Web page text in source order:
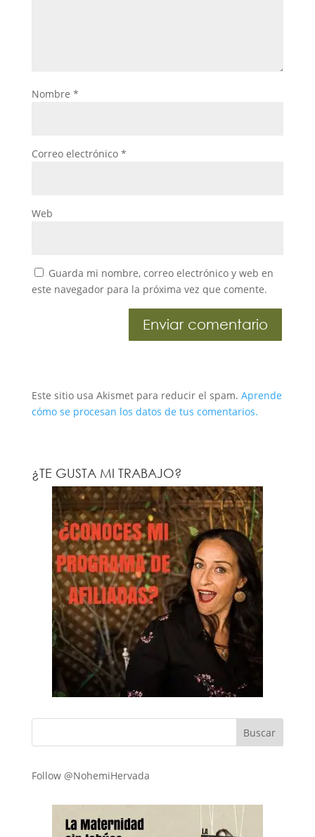
Nombre *
Correo electrónico *
Web
Guarda mi nombre, correo electrónico y web en
este navegador para la próxima vez que comente.
Este sitio usa Akismet para reducir el spam. Aprende
cómo se procesan los datos de tus comentarios.
¿TE GUSTA MI TRABAJO?
Follow @NohemiHervada